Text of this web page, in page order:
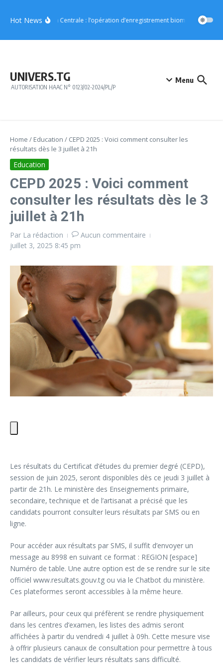
Hot NewsRégion Centrale : l’opération d’enregistrement biométrique
UNIVERS.TG
AUTORISATION HAAC N° 0123/02-2024/PL/P
Menu
Home / Education / CEPD 2025 : Voici comment consulter les
résultats dès le 3 juillet à 21h
Education
CEPD 2025 : Voici comment
consulter les résultats dès le 3
juillet à 21h
Par La rédaction
Aucun commentaire
juillet 3, 2025 8:45 pm
Les résultats du Certificat d’études du premier degré (CEPD),
session de juin 2025, seront disponibles dès ce jeudi 3 juillet à
partir de 21h. Le ministère des Enseignements primaire,
secondaire, technique et de l’artisanat a précisé que les
candidats pourront consulter leurs résultats par SMS ou en
ligne.
Pour accéder aux résultats par SMS, il suffit d’envoyer un
message au 8998 en suivant ce format : REGION [espace]
Numéro de table. Une autre option est de se rendre sur le site
officiel www.resultats.gouv.tg ou via le Chatbot du ministère.
Ces plateformes seront accessibles à la même heure.
Par ailleurs, pour ceux qui préfèrent se rendre physiquement
dans les centres d’examen, les listes des admis seront
affichées à partir du vendredi 4 juillet à 09h. Cette mesure vise
à offrir plusieurs canaux de consultation pour permettre à tous
les candidats de vérifier leurs résultats sans difficulté.